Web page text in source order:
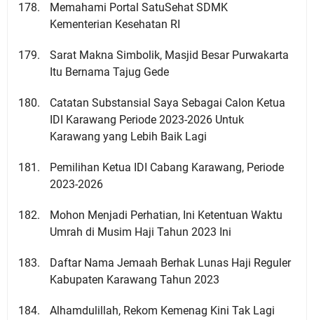
Memahami Portal SatuSehat SDMK
Kementerian Kesehatan RI
Sarat Makna Simbolik, Masjid Besar Purwakarta
Itu Bernama Tajug Gede
Catatan Substansial Saya Sebagai Calon Ketua
IDI Karawang Periode 2023-2026 Untuk
Karawang yang Lebih Baik Lagi
Pemilihan Ketua IDI Cabang Karawang, Periode
2023-2026
Mohon Menjadi Perhatian, Ini Ketentuan Waktu
Umrah di Musim Haji Tahun 2023 Ini
Daftar Nama Jemaah Berhak Lunas Haji Reguler
Kabupaten Karawang Tahun 2023
Alhamdulillah, Rekom Kemenag Kini Tak Lagi